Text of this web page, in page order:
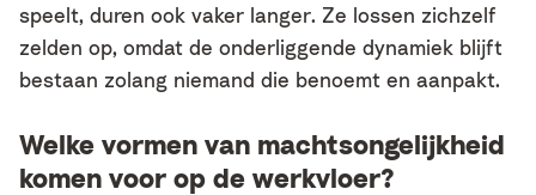
speelt, duren ook vaker langer. Ze lossen zichzelf
zelden op, omdat de onderliggende dynamiek blijft
bestaan zolang niemand die benoemt en aanpakt.
Welke vormen van machtsongelijkheid
komen voor op de werkvloer?